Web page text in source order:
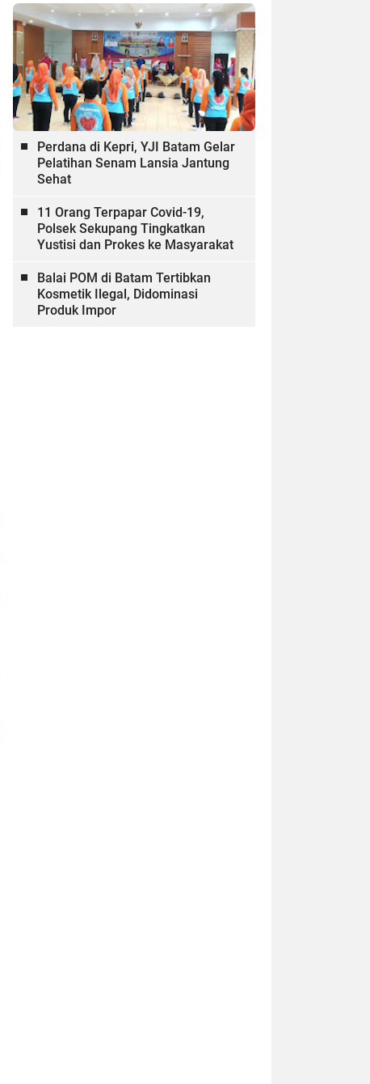
Perdana di Kepri, YJI Batam Gelar
Pelatihan Senam Lansia Jantung
Sehat
11 Orang Terpapar Covid-19,
Polsek Sekupang Tingkatkan
Yustisi dan Prokes ke Masyarakat
Balai POM di Batam Tertibkan
Kosmetik Ilegal, Didominasi
Produk Impor